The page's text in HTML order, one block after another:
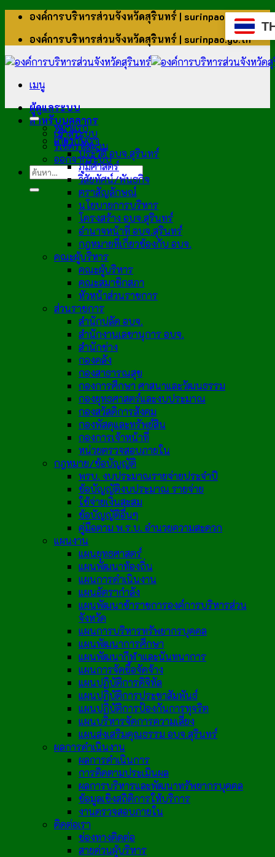
ข้าม
เนื้อหา
องค์การบริหารส่วนจังหวัดสุรินทร์ | surinpao.go.th
องค์การบริหารส่วนจังหวัดสุรินทร์ | surinpao.go.th
เมนู
ผู้ดูแลระบบ
สำหรับบุคลากร
เข้าสู่ระบบ
รีเซ็ตรหัสผ่าน
ออกจากระบบ
หน้าแรก
เกี่ยวกับเรา
ประวัติ อบจ.สุรินทร์
ภูมิศาสตร์
วิสัยทัศน์/พันธกิจ
ตราสัญลักษณ์
นโยบายการบริหาร
โครงสร้าง อบจ.สุรินทร์
อำนาจหน้าที่ อบจ.สุรินทร์
กฎหมายที่เกี่ยวข้องกับ อบจ.
คณะผู้บริหาร
คณะผู้บริหาร
คณะสมาชิกสภา
หัวหน้าส่วนราชการ
ส่วนราชการ
สำนักปลัด อบจ.
สำนักงานเลขานุการ อบจ.
สำนักช่าง
กองคลัง
กองสาธารณสุข
กองการศึกษา ศาสนาและวัฒนธรรม
กองยุทธศาสตร์และงบประมาณ
กองสวัสดิการสังคม
กองพัสดุและทรัพย์สิน
กองการเจ้าหน้าที่
หน่วยตรวจสอบภายใน
กฎหมาย/ข้อบัญญัติ
พรบ. งบประมาณรายจ่ายประจำปี
ข้อบัญญัติงบประมาณ รายจ่าย
ใช้จ่ายเงินสะสม
ข้อบัญญัติอื่นๆ
คู่มือตาม พ.ร.บ. อำนวยความสะดวก
แผนงาน
แผนยุทธศาสตร์
แผนพัฒนาท้องถิ่น
แผนการดำเนินงาน
แผนอัตรากำลัง
แผนพัฒนาข้าราชการองค์การบริหารส่วน
จังหวัด
แผนการบริหารทรัพยากรบุคคล
แผนพัฒนาการศึกษา
แผนพัฒนากีฬาและนันทนาการ
แผนการจัดซื้อจัดจ้าง
แผนปฏิบัติการดิจิทัล
แผนปฏิบัติการประชาสัมพันธ์
แผนปฏิบัติการป้องกันการทุจริต
แผนบริหารจัดการความเสี่ยง
แผนส่งเสริมคุณธรรม อบจ.สุรินทร์
ผลการดำเนินงาน
ผลการดำเนินการ
การติดตามประเมินผล
ผลการบริหารและพัฒนาทรัพยากรบุคคล
ข้อมูลเชิงสถิติการให้บริการ
งานตรวจสอบภายใน
ติดต่อเรา
ช่องทางติดต่อ
สายด่วนผู้บริหาร